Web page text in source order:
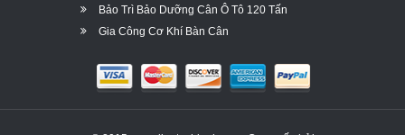
Bảo Trì Bảo Dưỡng Cân Ô Tô 120 Tấn
Gia Công Cơ Khí Bàn Cân